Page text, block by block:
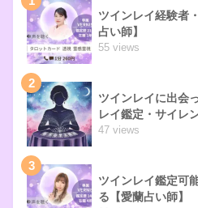
ツインレイ経験者
占い師】
55 views
2
ツインレイに出会
レイ鑑定・サイレ
47 views
3
ツインレイ鑑定可
る【愛蘭占い師】